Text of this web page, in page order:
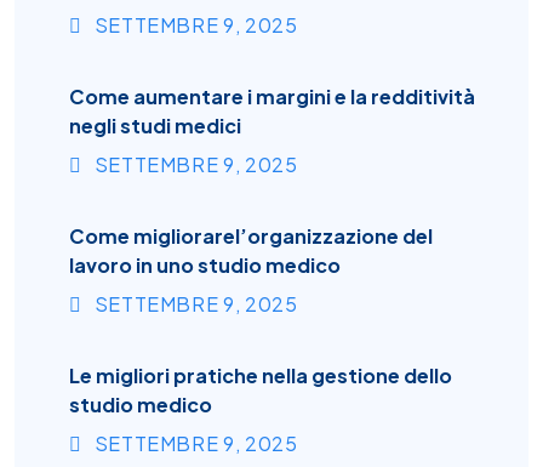
SETTEMBRE9, 2025
Come aumentare i margini e la redditività
negli studi medici
SETTEMBRE9, 2025
Come migliorarel’organizzazione del
lavoro in uno studio medico
SETTEMBRE9, 2025
Le migliori pratiche nella gestione dello
studio medico
SETTEMBRE9, 2025